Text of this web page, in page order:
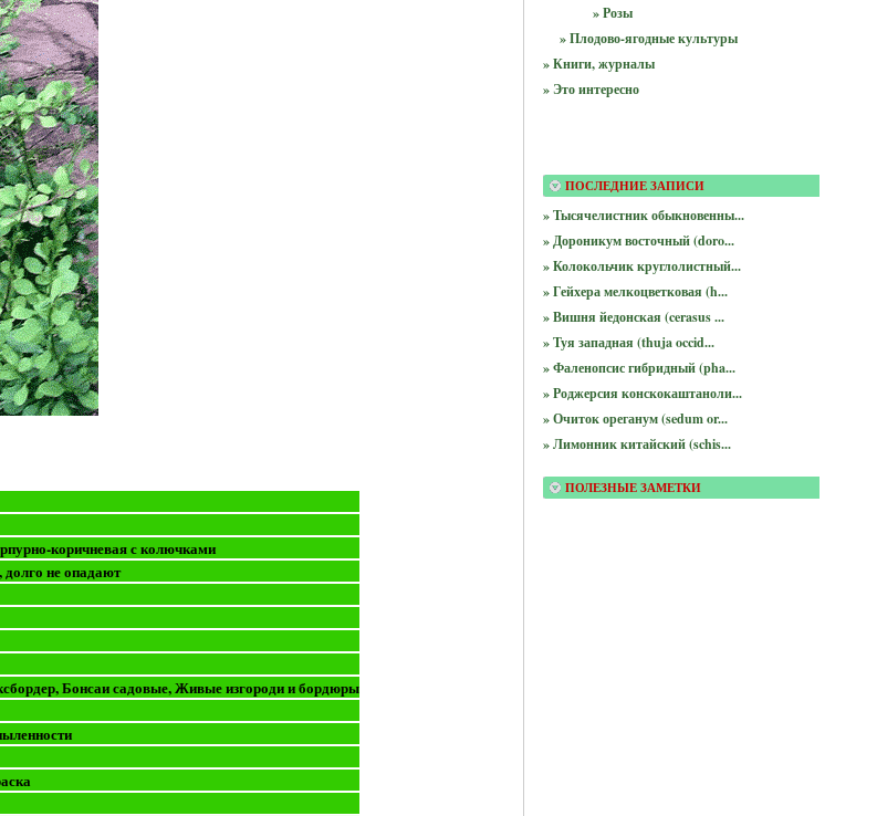
коричневая с колючками
не опадают
Бонсаи садовые, Живые изгороди и бордюры
» Розы
» Плодово-ягодные культуры
» Книги, журналы
» Это интересно
ПОСЛЕДНИЕ ЗАПИСИ
» Тысячелистник обыкновенны...
» Дороникум восточный (doro...
» Колокольчик круглолистный...
» Гейхера мелкоцветковая (h...
» Вишня йедонская (cerasus ...
» Туя западная (thuja occid...
» Фаленопсис гибридный (pha...
» Роджерсия конскокаштаноли...
» Очиток ореганум (sedum or...
» Лимонник китайский (schis...
ПОЛЕЗНЫЕ ЗАМЕТКИ